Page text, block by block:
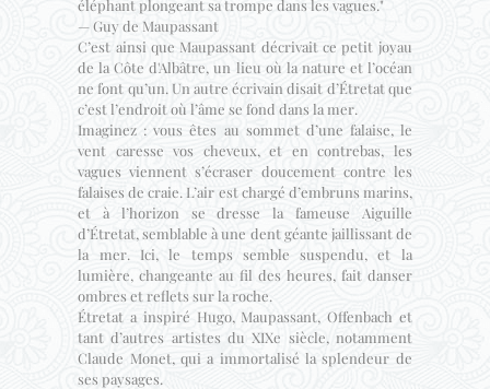
éléphant plongeant sa trompe dans les vagues."
— Guy de Maupassant
C’est ainsi que Maupassant décrivait ce petit joyau
de la Côte d'Albâtre, un lieu où la nature et l’océan
ne font qu’un. Un autre écrivain disait d’Étretat que
c’est l’endroit où l’âme se fond dans la mer.
Imaginez : vous êtes au sommet d’une falaise, le
vent caresse vos cheveux, et en contrebas, les
vagues viennent s’écraser doucement contre les
falaises de craie. L’air est chargé d’embruns marins,
et à l’horizon se dresse la fameuse Aiguille
d’Étretat, semblable à une dent géante jaillissant de
la mer. Ici, le temps semble suspendu, et la
lumière, changeante au fil des heures, fait danser
ombres et reflets sur la roche.
Étretat a inspiré Hugo, Maupassant, Offenbach et
tant d’autres artistes du XIXe siècle, notamment
Claude Monet, qui a immortalisé la splendeur de
ses paysages.